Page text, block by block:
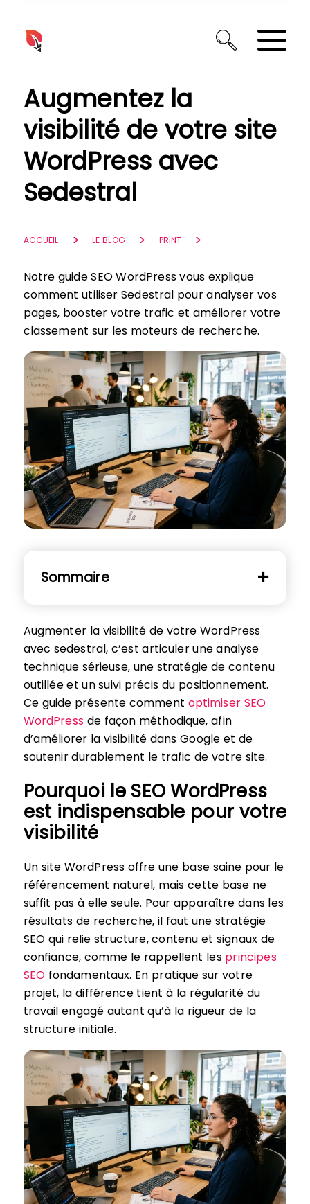
Augmentez la
visibilité de votre site
WordPress avec
Sedestral
ACCUEIL LE BLOG PRINT
Notre guide SEO WordPress vous explique
comment utiliser Sedestral pour analyser vos
pages, booster votre trafic et améliorer votre
classement sur les moteurs de recherche.
Sommaire
Augmenter la visibilité de votre WordPress
avec sedestral, c’est articuler une analyse
technique sérieuse, une stratégie de contenu
outillée et un suivi précis du positionnement.
Ce guide présente comment optimiser SEO
WordPressde façon méthodique, afin
d’améliorer la visibilité dans Google et de
soutenir durablement le trafic de votre site.
Pourquoi le SEO WordPress
est indispensable pour votre
visibilité
Un site WordPress offre une base saine pour le
référencement naturel, mais cette base ne
suffit pas à elle seule. Pour apparaître dans les
résultats de recherche, il faut une stratégie
SEO qui relie structure, contenu et signaux de
confiance, comme le rappellent les principes
SEO fondamentaux. En pratique sur votre
projet, la différence tient à la régularité du
travail engagé autant qu’à la rigueur de la
structure initiale.